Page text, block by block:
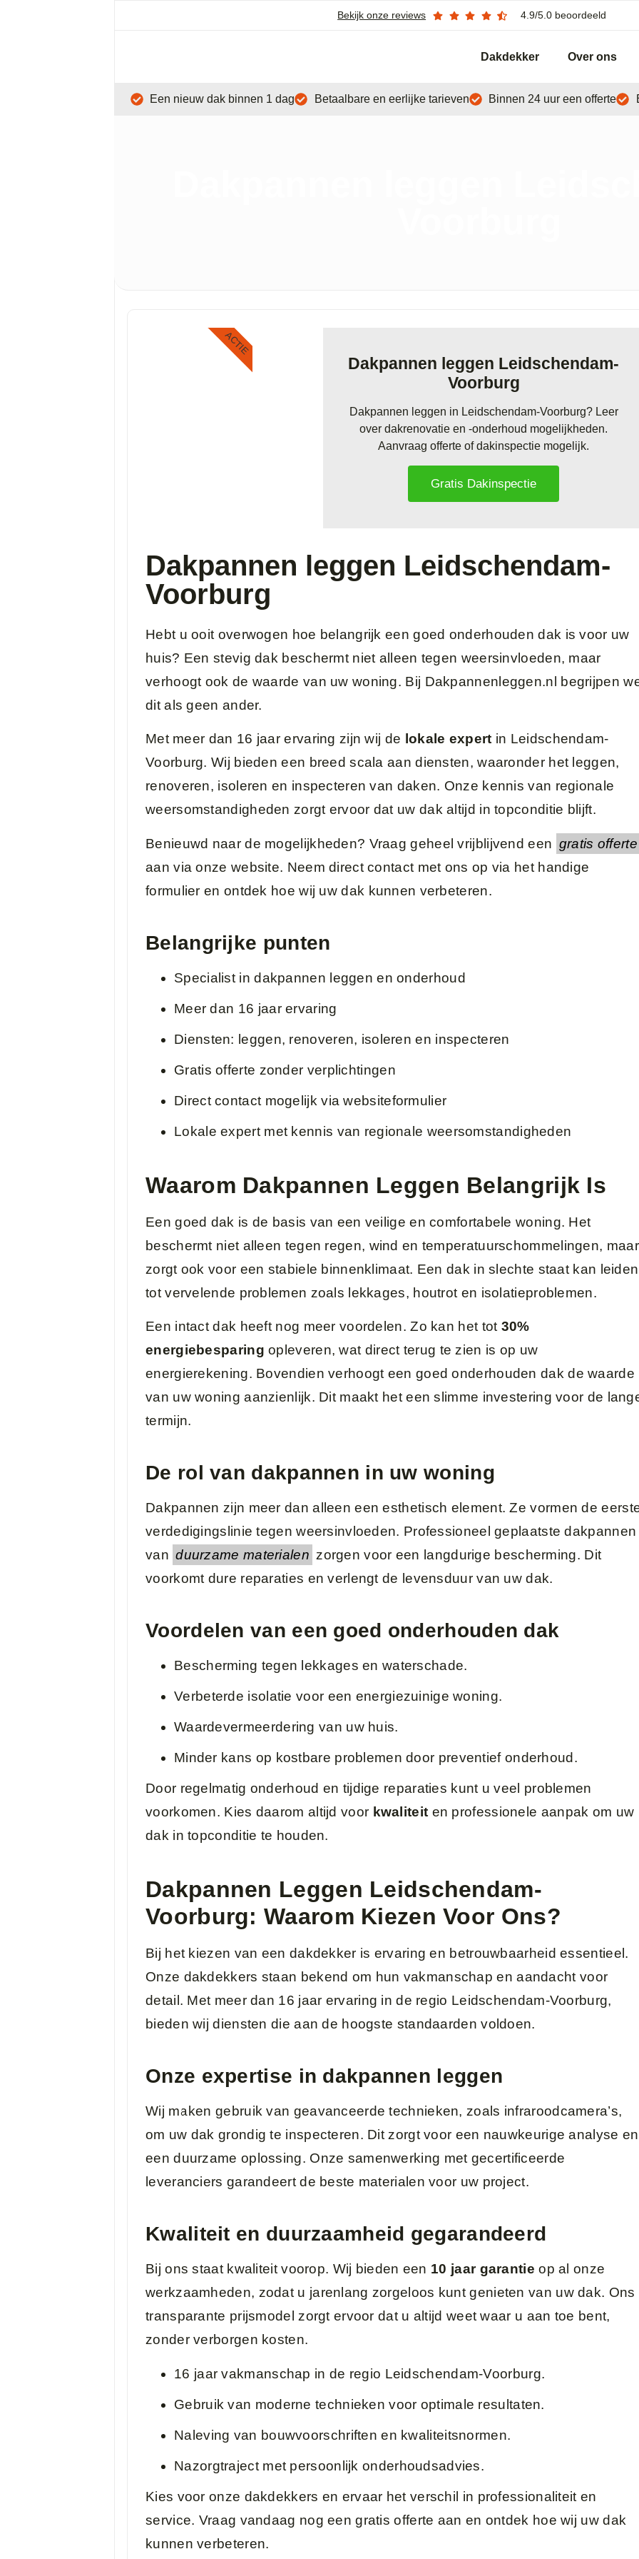
Bekijk onze reviews 4.9/5.0 beoordeeld
Dakdekker Over ons
Een nieuw dak binnen 1 dag Betaalbare en eerlijke tarieven Binnen 24 uur een offerte
Dakpannen leggen Leidschendam-
Voorburg
Dakpannen leggen in Leidschendam-Voorburg? Leer
over dakrenovatie en -onderhoud mogelijkheden.
Aanvraag offerte of dakinspectie mogelijk.
Gratis Dakinspectie
ACTIE
Dakpannen leggen Leidschendam-
Voorburg
Hebt u ooit overwogen hoe belangrijk een goed onderhouden dak is voor uw
huis? Een stevig dak beschermt niet alleen tegen weersinvloeden, maar
verhoogt ook de waarde van uw woning. Bij Dakpannenleggen.nl begrijpen
dit als geen ander.
Met meer dan 16 jaar ervaring zijn wij de lokale expert in Leidschendam-
Voorburg. Wij bieden een breed scala aan diensten, waaronder het leggen,
renoveren, isoleren en inspecteren van daken. Onze kennis van regionale
weersomstandigheden zorgt ervoor dat uw dak altijd in topconditie blijft.
Benieuwd naar de mogelijkheden? Vraag geheel vrijblijvend een gratis offerte
aan via onze website. Neem direct contact met ons op via het handige
formulier en ontdek hoe wij uw dak kunnen verbeteren.
Belangrijke punten
Specialist in dakpannen leggen en onderhoud
Meer dan 16 jaar ervaring
Diensten: leggen, renoveren, isoleren en inspecteren
Gratis offerte zonder verplichtingen
Direct contact mogelijk via websiteformulier
Lokale expert met kennis van regionale weersomstandigheden
Waarom Dakpannen Leggen Belangrijk Is
Een goed dak is de basis van een veilige en comfortabele woning. Het
beschermt niet alleen tegen regen, wind en temperatuurschommelingen, maar
zorgt ook voor een stabiele binnenklimaat. Een dak in slechte staat kan leiden
tot vervelende problemen zoals lekkages, houtrot en isolatieproblemen.
Een intact dak heeft nog meer voordelen. Zo kan het tot 30%
energiebesparing opleveren, wat direct terug te zien is op uw
energierekening. Bovendien verhoogt een goed onderhouden dak de waarde
van uw woning aanzienlijk. Dit maakt het een slimme investering voor de
termijn.
De rol van dakpannen in uw woning
Dakpannen zijn meer dan alleen een esthetisch element. Ze vormen de
verdedigingslinie tegen weersinvloeden. Professioneel geplaatste dakpannen
van duurzame materialen zorgen voor een langdurige bescherming. Dit
voorkomt dure reparaties en verlengt de levensduur van uw dak.
Voordelen van een goed onderhouden dak
Bescherming tegen lekkages en waterschade.
Verbeterde isolatie voor een energiezuinige woning.
Waardevermeerdering van uw huis.
Minder kans op kostbare problemen door preventief onderhoud.
Door regelmatig onderhoud en tijdige reparaties kunt u veel problemen
voorkomen. Kies daarom altijd voor kwaliteit en professionele aanpak om uw
dak in topconditie te houden.
Dakpannen Leggen Leidschendam-
Voorburg: Waarom Kiezen Voor Ons?
Bij het kiezen van een dakdekker is ervaring en betrouwbaarheid essentieel.
Onze dakdekkers staan bekend om hun vakmanschap en aandacht voor
detail. Met meer dan 16 jaar ervaring in de regio Leidschendam-Voorburg,
bieden wij diensten die aan de hoogste standaarden voldoen.
Onze expertise in dakpannen leggen
Wij maken gebruik van geavanceerde technieken, zoals infraroodcamera’s,
om uw dak grondig te inspecteren. Dit zorgt voor een nauwkeurige analyse en
een duurzame oplossing. Onze samenwerking met gecertificeerde
leveranciers garandeert de beste materialen voor uw project.
Kwaliteit en duurzaamheid gegarandeerd
Bij ons staat kwaliteit voorop. Wij bieden een 10 jaar garantie op al onze
werkzaamheden, zodat u jarenlang zorgeloos kunt genieten van uw dak. Ons
transparante prijsmodel zorgt ervoor dat u altijd weet waar u aan toe bent,
zonder verborgen kosten.
16 jaar vakmanschap in de regio Leidschendam-Voorburg.
Gebruik van moderne technieken voor optimale resultaten.
Naleving van bouwvoorschriften en kwaliteitsnormen.
Nazorgtraject met persoonlijk onderhoudsadvies.
Kies voor onze dakdekkers en ervaar het verschil in professionaliteit en
service. Vraag vandaag nog een gratis offerte aan en ontdek hoe wij uw dak
kunnen verbeteren.